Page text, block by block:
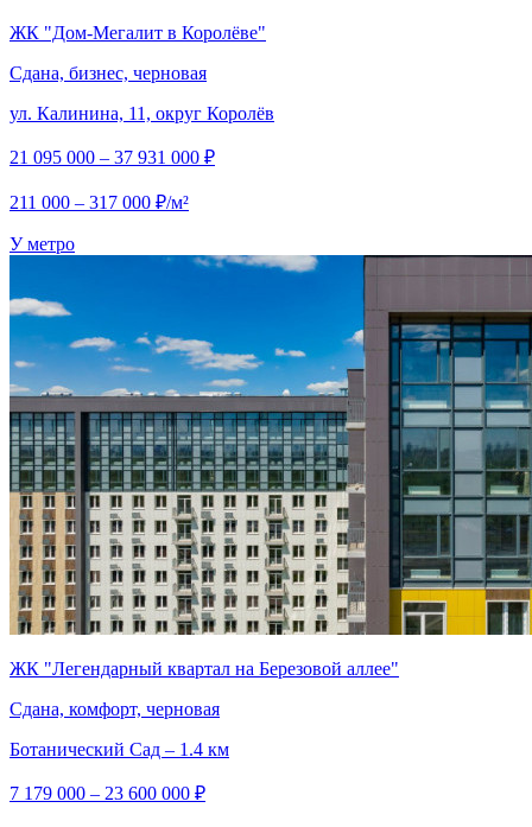
ЖК "Дом‐Мегалит в Королёве"
Сдана, бизнес, черновая
ул. Калинина, 11, округ Королёв
21 095 000 – 37 931 000 ₽
211 000 – 317 000 ₽/м²
У метро
ЖК "Легендарный квартал на Березовой аллее"
Сдана, комфорт, черновая
Ботанический Сад – 1.4 км
7 179 000 – 23 600 000 ₽